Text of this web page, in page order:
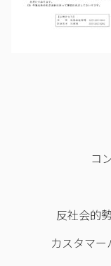
コ
反社会的
カスタマ